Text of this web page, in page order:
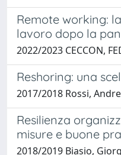
Remote working:
lavoro dopo la
2022/2023 CECCON,
Reshoring: una
2017/2018 Rossi,
Resilienza
misure e buone
2018/2019 Biasio,